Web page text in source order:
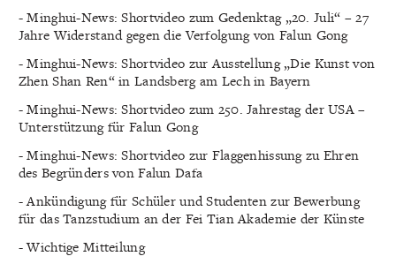
- Minghui-News: Shortvideo zum Gedenktag „20. Juli“ – 27
Jahre Widerstand gegen die Verfolgung von Falun Gong
- Minghui-News: Shortvideo zur Ausstellung „Die Kunst von
Zhen Shan Ren“ in Landsberg am Lech in Bayern
- Minghui-News: Shortvideo zum 250. Jahrestag der USA –
Unterstützung für Falun Gong
- Minghui-News: Shortvideo zur Flaggenhissung zu Ehren
des Begründers von Falun Dafa
- Ankündigung für Schüler und Studenten zur Bewerbung
für das Tanzstudium an der Fei Tian Akademie der Künste
- Wichtige Mitteilung